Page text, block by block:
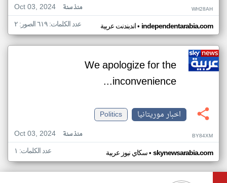
Oct 03, 2024
منذ سنة WH28AH
اندبندنت عربية• independentarabia.com عدد الكلمات: ٦١٩ الصور: ٢
We apologize for the
inconvenience...
اخبار موريتانيا
Politics
Oct 03, 2024
منذ سنة BY84XM
سكاي نيوز عربية• skynewsarabia.com عدد الكلمات: ١